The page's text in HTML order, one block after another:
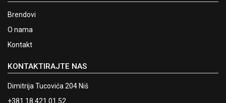
Brendovi
O nama
Kontakt
KONTAKTIRAJTE NAS
Dimitrija Tucovića 204 Niš
+381 18 421 01 52